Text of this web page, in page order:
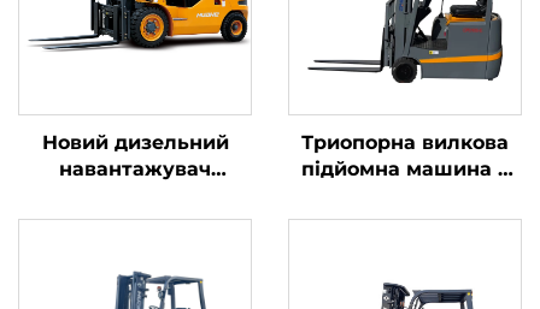
Новий дизельний
навантажувач
4 тонни з
японським двигуном
ISUZU
Триопорна вилкова
підйомна машина з
вагою 1,0 тонни,